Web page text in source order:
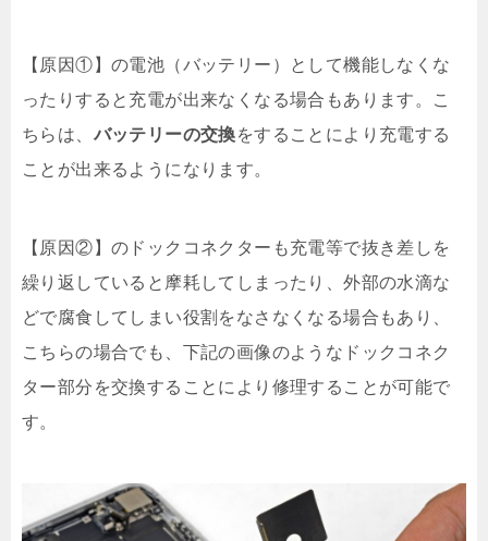
【原因①】の電池（バッテリー）として機能しなくな
ったりすると充電が出来なくなる場合もあります。こ
ちらは、 バッテリーの交換をすることにより充電する
ことが出来るようになります。
【原因②】のドックコネクターも充電等で抜き差しを
繰り返していると摩耗してしまったり、外部の水滴な
どで腐食してしまい役割をなさなくなる場合もあり、
こちらの場合でも、下記の画像のようなドックコネク
ター部分を交換することにより修理することが可能で
す。